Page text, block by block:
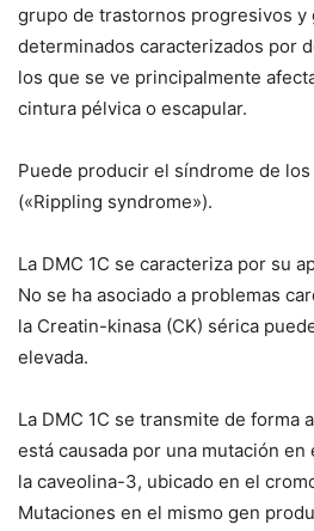
grupo de trastornos progresivos y
determinados caracterizados por
los que se ve principalmente
cintura pélvica o escapular.
Puede producir el síndrome de
(«Rippling syndrome»).
La DMC 1C se caracteriza por su
No se ha asociado a problemas
la Creatin-kinasa (CK) sérica
elevada.
La DMC 1C se transmite de forma
está causada por una mutación
la caveolina-3, ubicado en el
Mutaciones en el mismo gen